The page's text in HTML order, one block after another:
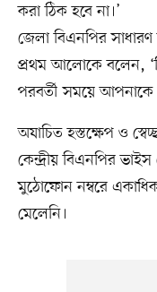
করা ঠিক হবে না।’
জেলা বিএনপির
প্রথম আলোকে বলেন,
পরবর্তী সময়ে আপনাকে
অযাচিত হস্তক্ষেপ ও
কেন্দ্রীয় বিএনপির
মুঠোফোন নম্বরে
মেলেনি।